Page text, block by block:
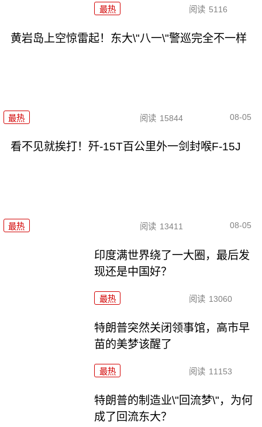
最热 阅读 5116
黄岩岛上空惊雷起！东大\"八一\"警巡完全不一样
最热 阅读 15844 08-05
看不见就挨打！歼-15T百公里外一剑封喉F-15J
最热 阅读 13411 08-05
印度满世界绕了一大圈，最后发
现还是中国好？
最热 阅读 13060
特朗普突然关闭领事馆，高市早
苗的美梦该醒了
最热 阅读 11153
特朗普的制造业\"回流梦\"，为何
成了回流东大？